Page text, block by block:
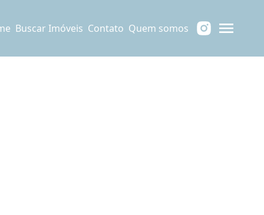
Buscar Imóveis Contato Quem somos